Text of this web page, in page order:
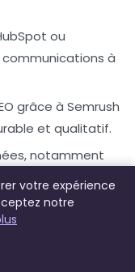
ou
communications à
grâce à Semrush
et qualitatif.
, notamment
RGPD et
et Adobe
et un pilotage
votre expérience
notre